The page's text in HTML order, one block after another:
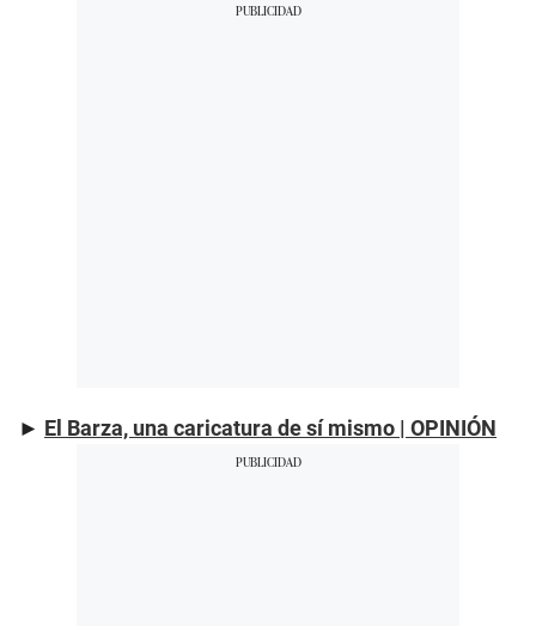
► El Barza, una caricatura de sí mismo | OPINIÓN